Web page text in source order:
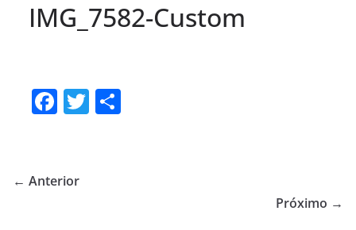
IMG_7582-Custom
F
e
T
← Anterior
Próximo →